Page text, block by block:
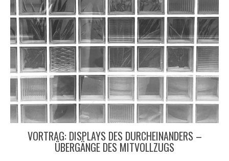
VORTRAG: DISPLAYS DES DURCHEINANDERS –
ÜBERGÄNGE DES MITVOLLZUGS